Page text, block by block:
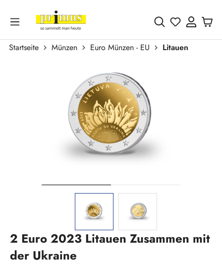
Zum Hauptinhalt springen
Du hast 0
Startseite Münzen Euro Münzen - EU
Litauen
2 Euro 2023 Litauen Zusammen mit
der Ukraine